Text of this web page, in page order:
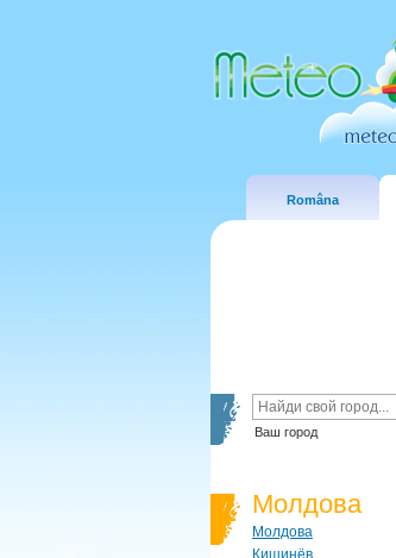
Româna
Ваш город
Молдова
Молдова